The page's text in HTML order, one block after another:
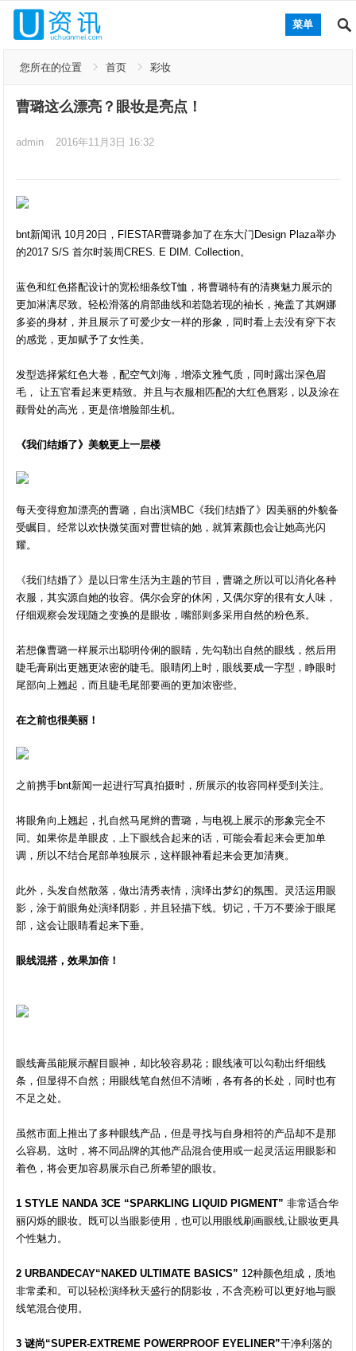
菜单
您所在的位置 首页 彩妆
曹璐这么漂亮？眼妆是亮点！
admin 2016年11月3日 16:32
bnt新闻讯 10月20日，FIESTAR曹璐参加了在东大门Design Plaza举办
的2017 S/S 首尔时装周CRES. E DIM. Collection。
蓝色和红色搭配设计的宽松细条纹T恤，将曹璐特有的清爽魅力展示的
更加淋漓尽致。轻松滑落的肩部曲线和若隐若现的袖长，掩盖了其婀娜
多姿的身材，并且展示了可爱少女一样的形象，同时看上去没有穿下衣
的感觉，更加赋予了女性美。
发型选择紫红色大卷，配空气刘海，增添文雅气质，同时露出深色眉
毛， 让五官看起来更精致。并且与衣服相匹配的大红色唇彩，以及涂在
颧骨处的高光，更是倍增脸部生机。
《我们结婚了》美貌更上一层楼
每天变得愈加漂亮的曹璐，自出演MBC《我们结婚了》因美丽的外貌备
受瞩目。经常以欢快微笑面对曹世镐的她，就算素颜也会让她高光闪
耀。
《我们结婚了》是以日常生活为主题的节目，曹璐之所以可以消化各种
衣服，其实源自她的妆容。偶尔会穿的休闲，又偶尔穿的很有女人味，
仔细观察会发现随之变换的是眼妆，嘴部则多采用自然的粉色系。
若想像曹璐一样展示出聪明伶俐的眼睛，先勾勒出自然的眼线，然后用
睫毛膏刷出更翘更浓密的睫毛。眼睛闭上时，眼线要成一字型，睁眼时
尾部向上翘起，而且睫毛尾部要画的更加浓密些。
在之前也很美丽！
之前携手bnt新闻一起进行写真拍摄时，所展示的妆容同样受到关注。
将眼角向上翘起，扎自然马尾辫的曹璐，与电视上展示的形象完全不
同。如果你是单眼皮，上下眼线合起来的话，可能会看起来会更加单
调，所以不结合尾部单独展示，这样眼神看起来会更加清爽。
此外，头发自然散落，做出清秀表情，演绎出梦幻的氛围。灵活运用眼
影，涂于前眼角处演绎阴影，并且轻描下线。切记，千万不要涂于眼尾
部，这会让眼睛看起来下垂。
眼线混搭，效果加倍！
眼线膏虽能展示醒目眼神，却比较容易花；眼线液可以勾勒出纤细线
条，但显得不自然；用眼线笔自然但不清晰，各有各的长处，同时也有
不足之处。
虽然市面上推出了多种眼线产品，但是寻找与自身相符的产品却不是那
么容易。这时，将不同品牌的其他产品混合使用或一起灵活运用眼影和
着色，将会更加容易展示自己所希望的眼妆。
1 STYLE NANDA 3CE “SPARKLING LIQUID PIGMENT”非常适合华
丽闪烁的眼妆。既可以当眼影使用，也可以用眼线刷画眼线,让眼妆更具
个性魅力。
2 URBANDECAY“NAKED ULTIMATE BASICS” 12种颜色组成，质地
非常柔和。可以轻松演绎秋天盛行的阴影妆，不含亮粉可以更好地与眼
线笔混合使用。
3 谜尚“SUPER-EXTREME POWERPROOF EYELINER”干净利落的